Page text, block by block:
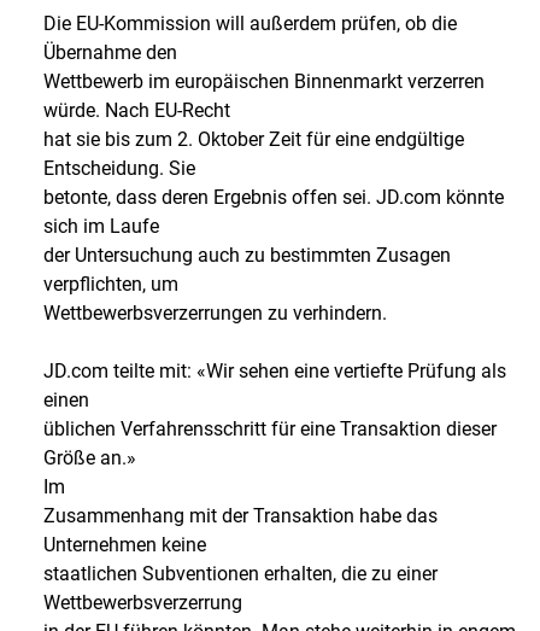
Die EU-Kommission will außerdem prüfen, ob die
Übernahme den
Wettbewerb im europäischen Binnenmarkt verzerren
würde. Nach EU-Recht
hat sie bis zum 2. Oktober Zeit für eine endgültige
Entscheidung. Sie
betonte, dass deren Ergebnis offen sei. JD.com könnte
sich im Laufe
der Untersuchung auch zu bestimmten Zusagen
verpflichten, um
Wettbewerbsverzerrungen zu verhindern.
JD.com teilte mit: «Wir sehen eine vertiefte Prüfung als
einen
üblichen Verfahrensschritt für eine Transaktion dieser
Größe an.»
Im
Zusammenhang mit der Transaktion habe das
Unternehmen keine
staatlichen Subventionen erhalten, die zu einer
Wettbewerbsverzerrung